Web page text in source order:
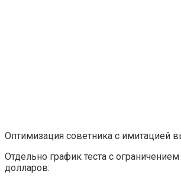
Оптимизация советника с имитацией
Отдельно график теста с
долларов: